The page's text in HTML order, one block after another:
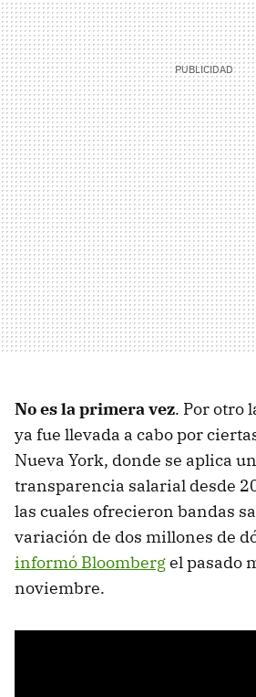
No es la primera vez. Por otro
ya fue llevada a cabo por
Nueva York, donde se aplica
transparencia salarial desde
las cuales ofrecieron bandas
variación de dos millones de
informó Bloombergel pasado
noviembre.